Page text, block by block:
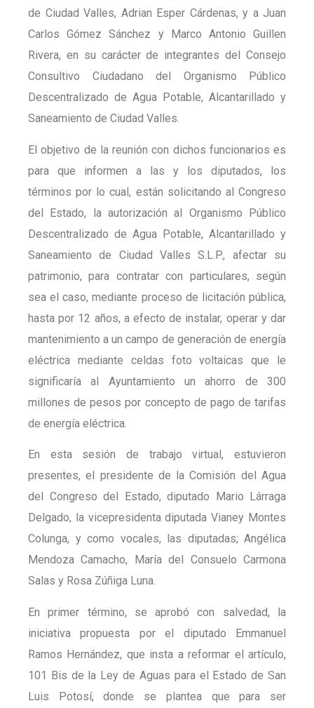
de Ciudad Valles, Adrian Esper Cárdenas, y a Juan
Carlos Gómez Sánchez y Marco Antonio Guillen
Rivera, en su carácter de integrantes del Consejo
Consultivo Ciudadano del Organismo Público
Descentralizado de Agua Potable, Alcantarillado y
Saneamiento de Ciudad Valles.
El objetivo de la reunión con dichos funcionarios es
para que informen a las y los diputados, los
términos por lo cual, están solicitando al Congreso
del Estado, la autorización al Organismo Público
Descentralizado de Agua Potable, Alcantarillado y
Saneamiento de Ciudad Valles S.L.P., afectar su
patrimonio, para contratar con particulares, según
sea el caso, mediante proceso de licitación pública,
hasta por 12 años, a efecto de instalar, operar y dar
mantenimiento a un campo de generación de energía
eléctrica mediante celdas foto voltaicas que le
significaría al Ayuntamiento un ahorro de 300
millones de pesos por concepto de pago de tarifas
de energía eléctrica.
En esta sesión de trabajo virtual, estuvieron
presentes, el presidente de la Comisión del Agua
del Congreso del Estado, diputado Mario Lárraga
Delgado, la vicepresidenta diputada Vianey Montes
Colunga, y como vocales, las diputadas; Angélica
Mendoza Camacho, María del Consuelo Carmona
Salas y Rosa Zúñiga Luna.
En primer término, se aprobó con salvedad, la
iniciativa propuesta por el diputado Emmanuel
Ramos Hernández, que insta a reformar el artículo,
101 Bis de la Ley de Aguas para el Estado de San
Luis Potosí, donde se plantea que para ser